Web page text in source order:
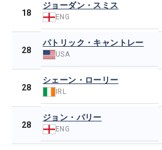
18
ジョーダン・スミス
ENG
28
パトリック・キャントレー
USA
28
シェーン・ローリー
IRL
28
ジョン・パリー
ENG